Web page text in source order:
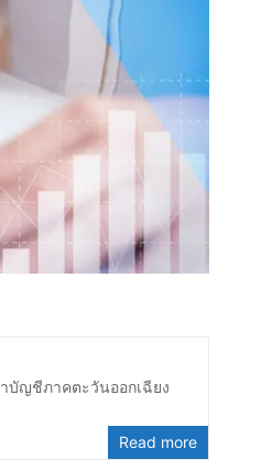
บัญชีภาคตะวันออกเฉียง
Read more